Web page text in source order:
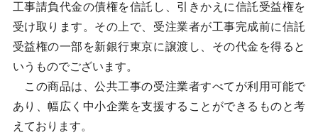
工事請負代金の債権を信託し、引きかえに信託受益権を
受け取ります。その上で、受注業者が工事完成前に信託
受益権の一部を新銀行東京に譲渡し、その代金を得ると
いうものでございます。
この商品は、公共工事の受注業者すべてが利用可能で
あり、幅広く中小企業を支援することができるものと考
えております。